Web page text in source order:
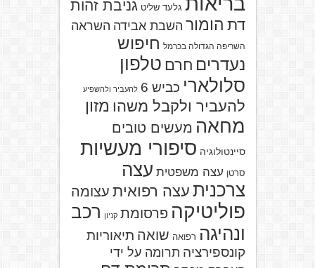
גלעד שליט גניבת זהות
דת הומור השבת אבידה השראה
השריפה הגדולה בכרמל חיפוש
נעדרים חרם טלפון
סלולארי כביש 6 להעביר ולהשפיע
להעביר ולקבל משהו מזון
מחאה מעשים טובים
סיינטולוגיה סיפורי מעשיות
סרטן עצה משפטית עצה
צרכנית עצה רפואית עצומה
פוליטיקה פרסומת קניון רכב
ונהיגה רפואה שואה תיאוריות
קונספירציה תרומה על ידי